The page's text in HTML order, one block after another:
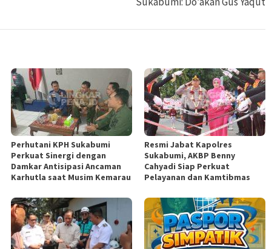
Perhutani KPH Sukabumi
Perkuat Sinergi dengan
Damkar Antisipasi Ancaman
Karhutla saat Musim Kemarau
Resmi Jabat Kapolres
Sukabumi, AKBP Benny
Cahyadi Siap Perkuat
Pelayanan dan Kamtibmas